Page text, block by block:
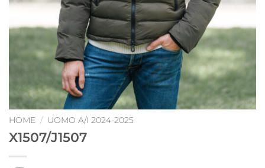
HOME / UOMO A/I 2024-2025
X1507/J1507